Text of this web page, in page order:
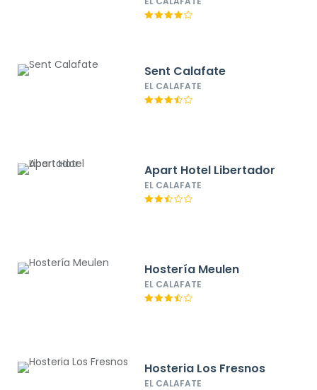
Sent Calafate
EL CALAFATE
Apart Hotel Libertador
EL CALAFATE
Hostería Meulen
EL CALAFATE
Hosteria Los Fresnos
EL CALAFATE